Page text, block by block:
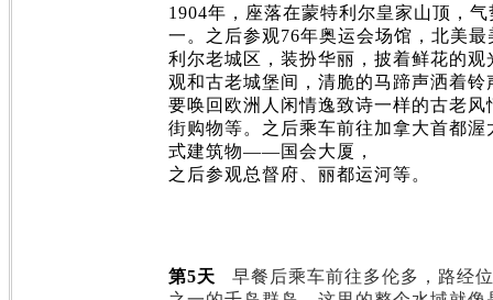
1904年，座落在蒙特利尔皇家山顶，
一。之后参观76年奥运会场馆，北美最
利尔老城区，装扮华丽，披着鲜花的
观和古老城堡间，清脆的马蹄声洒着
要唤回欧洲人闲情逸致诗一样的古老
街购物等。之后乘车前往加拿大首都
式建筑物——国会大厦，
之后参观总督府、丽都运河等。
第5天
早餐后乘车前往多伦多，路经